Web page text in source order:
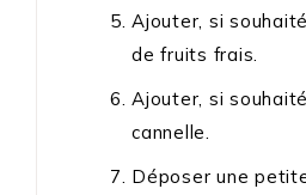
Ajouter, si
de fruits frais.
Ajouter, si
cannelle.
Déposer une